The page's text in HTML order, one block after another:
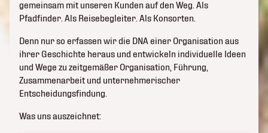
gemeinsam mit unseren Kunden auf den Weg. Als
Pfadfinder. Als Reisebegleiter. Als Konsorten.
Denn nur so erfassen wir die DNA einer Organisation aus
ihrer Geschichte heraus und entwickeln individuelle Ideen
und Wege zu zeitgemäßer Organisation, Führung,
Zusammenarbeit und unternehmerischer
Entscheidungsfindung.
Was uns auszeichnet: